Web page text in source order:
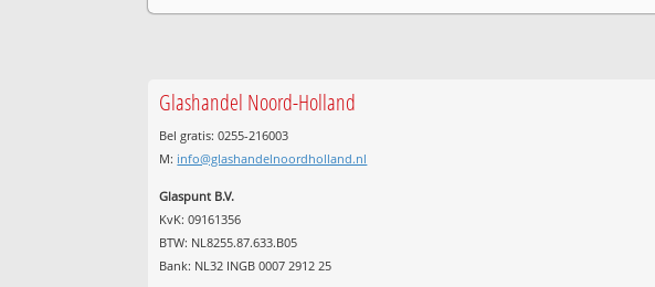
Glashandel Noord-Holland
Bel gratis: 0255-216003
M: info@glashandelnoordholland.nl
Glaspunt B.V.
KvK: 09161356
BTW: NL8255.87.633.B05
Bank: NL32 INGB 0007 2912 25